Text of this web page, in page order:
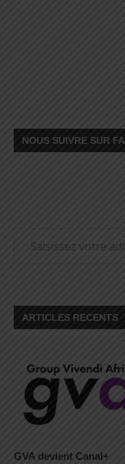
NOUS SUIVRE SUR
ARTICLES RECENTS
GVA devient Canal+